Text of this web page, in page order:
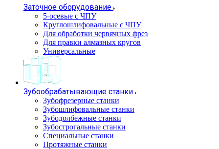
Заточное оборудование
5-осевые с ЧПУ
Круглошлифовальные с ЧПУ
Для обработки червячных фрез
Для правки алмазных кругов
Универсальные
Зубообрабатывающие станки
Зубофрезерные станки
Зубошлифовальные станки
Зубодолбежные станки
Зубострогальные станки
Специальные станки
Протяжные станки